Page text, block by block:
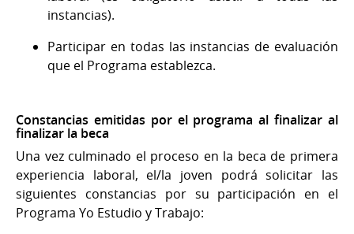
instancias).
Participar en todas las instancias de evaluación
que el Programa establezca.
Constancias emitidas por el programa al finalizar al
finalizar la beca
Una vez culminado el proceso en la beca de primera
experiencia laboral, el/la joven podrá solicitar las
siguientes constancias por su participación en el
Programa Yo Estudio y Trabajo: